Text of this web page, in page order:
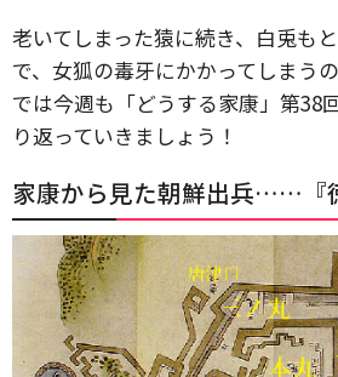
老いてしまった猿に続き、白兎も
で、女狐の毒牙にかかってしま
では今週も「どうする家康」第38
り返っていきましょう！
家康から見た朝鮮出兵……『